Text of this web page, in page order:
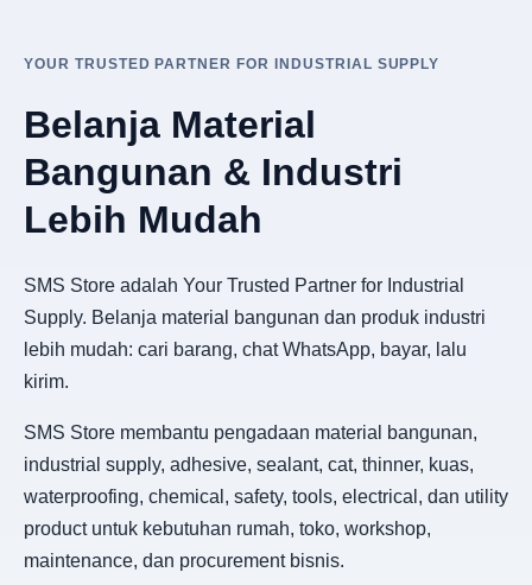
YOUR TRUSTED PARTNER FOR INDUSTRIAL SUPPLY
Belanja Material
Bangunan & Industri
Lebih Mudah
SMS Store adalah Your Trusted Partner for Industrial
Supply. Belanja material bangunan dan produk industri
lebih mudah: cari barang, chat WhatsApp, bayar, lalu
kirim.
SMS Store membantu pengadaan material bangunan,
industrial supply, adhesive, sealant, cat, thinner, kuas,
waterproofing, chemical, safety, tools, electrical, dan utility
product untuk kebutuhan rumah, toko, workshop,
maintenance, dan procurement bisnis.